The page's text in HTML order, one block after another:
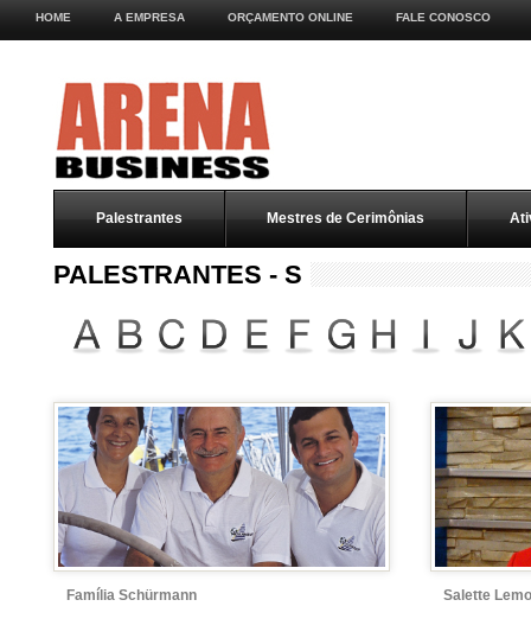
HOME A EMPRESA ORÇAMENTO ONLINE FALE CONOSCO
Palestrantes Mestres de Cerimônias
PALESTRANTES - S
Família Schürmann Salette